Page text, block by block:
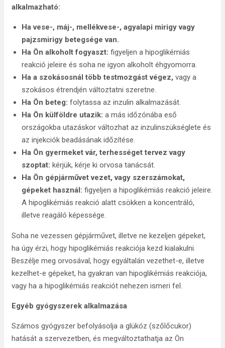
alkalmazható:
Ha vese-, máj-, mellékvese-, agyalapi mirigy vagy
pajzsmirigy betegsége van.
Ha Ön alkoholt fogyaszt: figyeljen a hipoglikémiás
reakció jeleire és soha ne igyon alkoholt éhgyomorra.
Ha a szokásosnál több testmozgást végez, vagy a
szokásos étrendjén változtatni szeretne.
Ha Ön beteg: folytassa az inzulin alkalmazását.
Ha Ön külföldre utazik: a más időzónába eső
országokba utazáskor változhat az inzulinszükséglete és
az injekciók beadásának időzítése.
Ha Ön gyermeket vár, terhességet tervez vagy
szoptat: kérjük, kérje ki orvosa tanácsát.
Ha Ön gépjárművet vezet, vagy szerszámokat,
gépeket használ: figyeljen a hipoglikémiás reakció jeleire.
A hipoglikémiás reakció alatt csökken a koncentráló,
illetve reagáló képessége.
Soha ne vezessen gépjárművet, illetve ne kezeljen gépeket,
ha úgy érzi, hogy hipoglikémiás reakciója kezd kialakulni.
Beszélje meg orvosával, hogy egyáltalán vezethet-e, illetve
kezelhet-e gépeket, ha gyakran van hipoglikémiás reakciója,
vagy ha a hipoglikémiás reakciót nehezen ismeri fel.
Egyéb gyógyszerek alkalmazása
Számos gyógyszer befolyásolja a glükóz (szőlőcukor)
hatását a szervezetben, és megváltoztathatja az Ön